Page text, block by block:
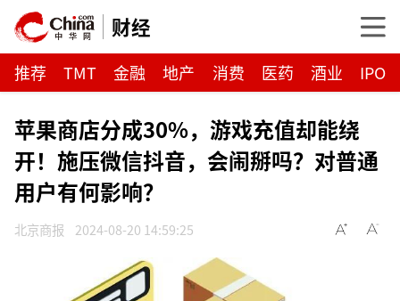
财经
推荐 TMT 金融 地产 消费 医药 酒业 IPO
苹果商店分成30%，游戏充值却能绕
开！施压微信抖音，会闹掰吗？对普通
用户有何影响？
北京商报 2024-08-20 14:59:25